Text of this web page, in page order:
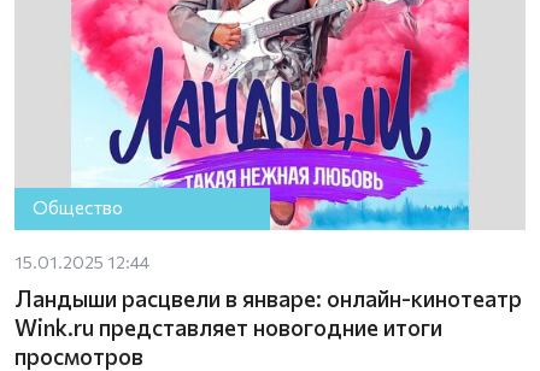
Общество
15.01.2025 12:44
Ландыши расцвели в январе: онлайн-кинотеатр
Wink.ru представляет новогодние итоги
просмотров